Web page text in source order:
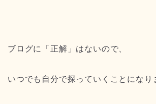
ブログに「正解」はないので、
いつでも自分で探っていくことになり